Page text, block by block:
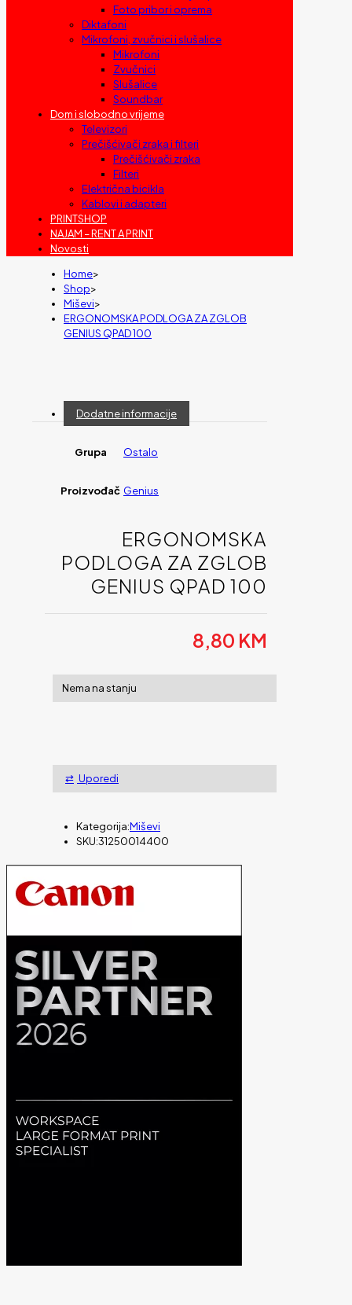
Foto pribor i oprema
Diktafoni
Mikrofoni, zvučnici i slušalice
Mikrofoni
Zvučnici
Slušalice
Soundbar
Dom i slobodno vrijeme
Televizori
Prečišćivači zraka i filteri
Prečišćivači zraka
Filteri
Električna bicikla
Kablovi i adapteri
PRINTSHOP
NAJAM – RENT A PRINT
Novosti
Home>
Shop>
Miševi>
ERGONOMSKA PODLOGA ZA ZGLOB
GENIUS QPAD 100
Dodatne informacije
Grupa Ostalo
Proizvođač Genius
ERGONOMSKA
PODLOGA ZA ZGLOB
GENIUS QPAD 100
8,80 KM
Nema na stanju
Uporedi
Kategorija:Miševi
SKU:31250014400